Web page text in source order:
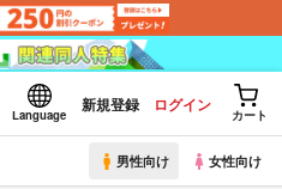
Language
新規登録 ログイン
カート
男性向け 女性向け